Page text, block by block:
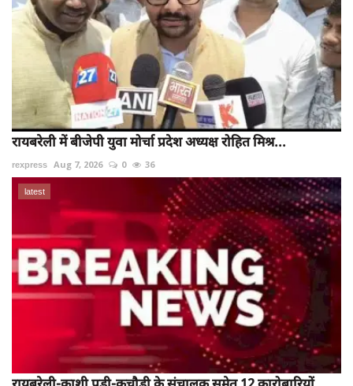
रायबरेली में बीजेपी युवा मोर्चा प्रदेश अध्यक्ष रोहित मिश्र...
rexpress Aug 7, 2026 0 36
latest